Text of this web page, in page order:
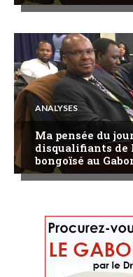
ANALYSES
Ma pensée du
disqualifiants de
bongoïsé au